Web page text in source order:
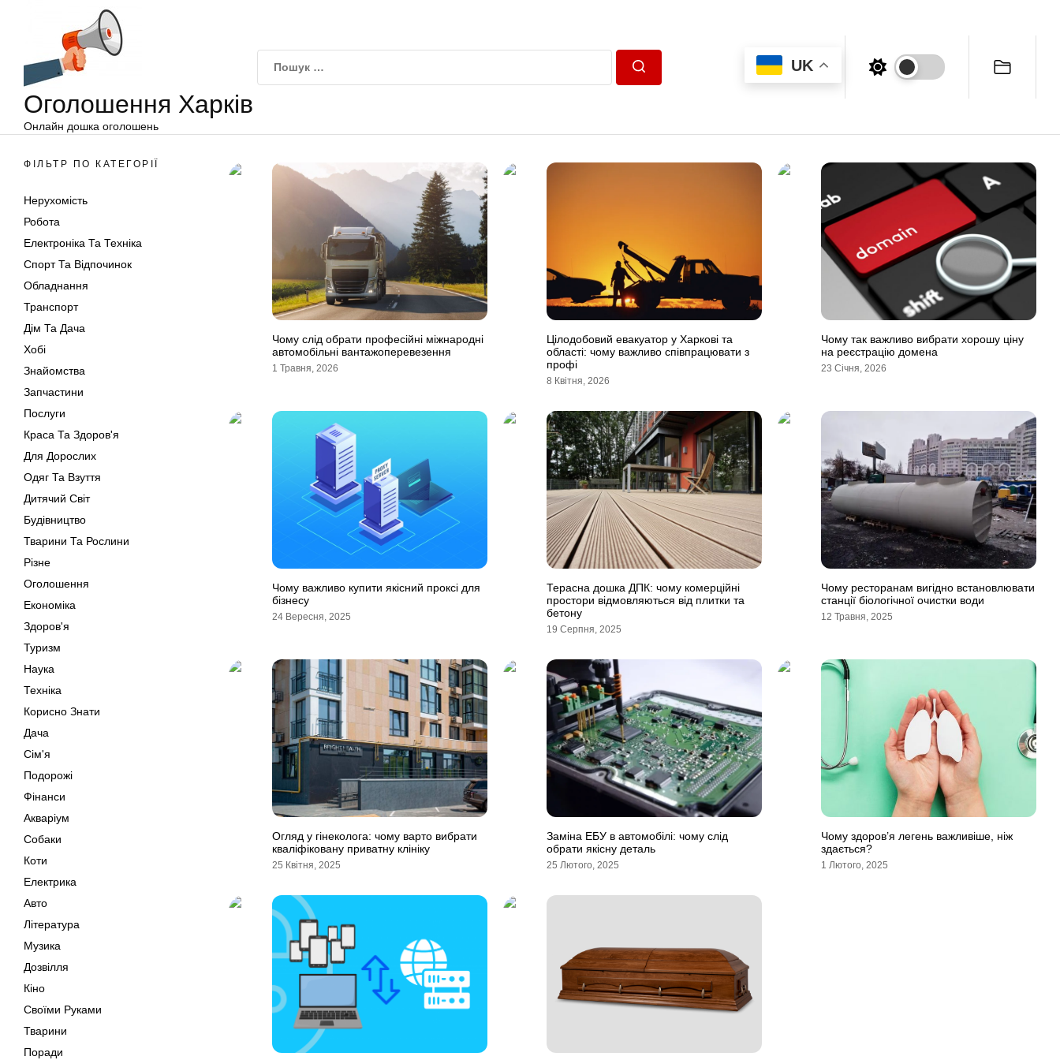
Оголошення Харків
Онлайн дошка оголошень
UK
ФІЛЬТР ПО КАТЕГОРІЇ
Нерухомість
Робота
Електроніка Та Техніка
Спорт Та Відпочинок
Обладнання
Транспорт
Дім Та Дача
Хобі
Знайомства
Запчастини
Послуги
Краса Та Здоров'я
Для Дорослих
Одяг Та Взуття
Дитячий Світ
Будівництво
Тварини Та Рослини
Різне
Оголошення
Економіка
Здоров'я
Туризм
Наука
Техніка
Корисно Знати
Дача
Сім'я
Подорожі
Фінанси
Акваріум
Собаки
Коти
Електрика
Авто
Література
Музика
Дозвілля
Кіно
Своїми Руками
Тварини
Поради
Чому слід обрати професійні міжнародні
автомобільні вантажоперевезення
1 Травня, 2026
Цілодобовий евакуатор у Харкові та
області: чому важливо співпрацювати з
профі
8 Квітня, 2026
Чому так важливо вибрати хорошу ціну
на реєстрацію домена
23 Січня, 2026
Чому важливо купити якісний проксі для
бізнесу
24 Вересня, 2025
Терасна дошка ДПК: чому комерційні
простори відмовляються від плитки та
бетону
19 Серпня, 2025
Чому ресторанам вигідно встановлювати
станції біологічної очистки води
12 Травня, 2025
Огляд у гінеколога: чому варто вибрати
кваліфіковану приватну клініку
25 Квітня, 2025
Заміна ЕБУ в автомобілі: чому слід
обрати якісну деталь
25 Лютого, 2025
Чому здоров’я легень важливіше, ніж
здається?
1 Лютого, 2025